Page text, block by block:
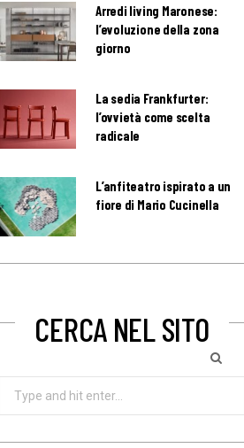
Arredi living Maronese:
l’evoluzione della zona
giorno
La sedia Frankfurter:
l’ovvietà come scelta
radicale
L’anfiteatro ispirato a un
fiore di Mario Cucinella
CERCA NEL SITO
Search